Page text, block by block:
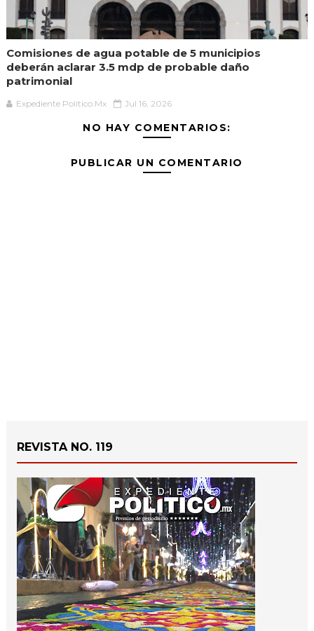
Comisiones de agua potable de 5 municipios
deberán aclarar 3.5 mdp de probable daño
patrimonial
Expediente Político.Mx Jul 16, 2026
NO HAY COMENTARIOS:
PUBLICAR UN COMENTARIO
REVISTA NO. 119